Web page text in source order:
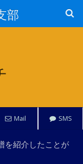
部
Mail SMS
を紹介したことが